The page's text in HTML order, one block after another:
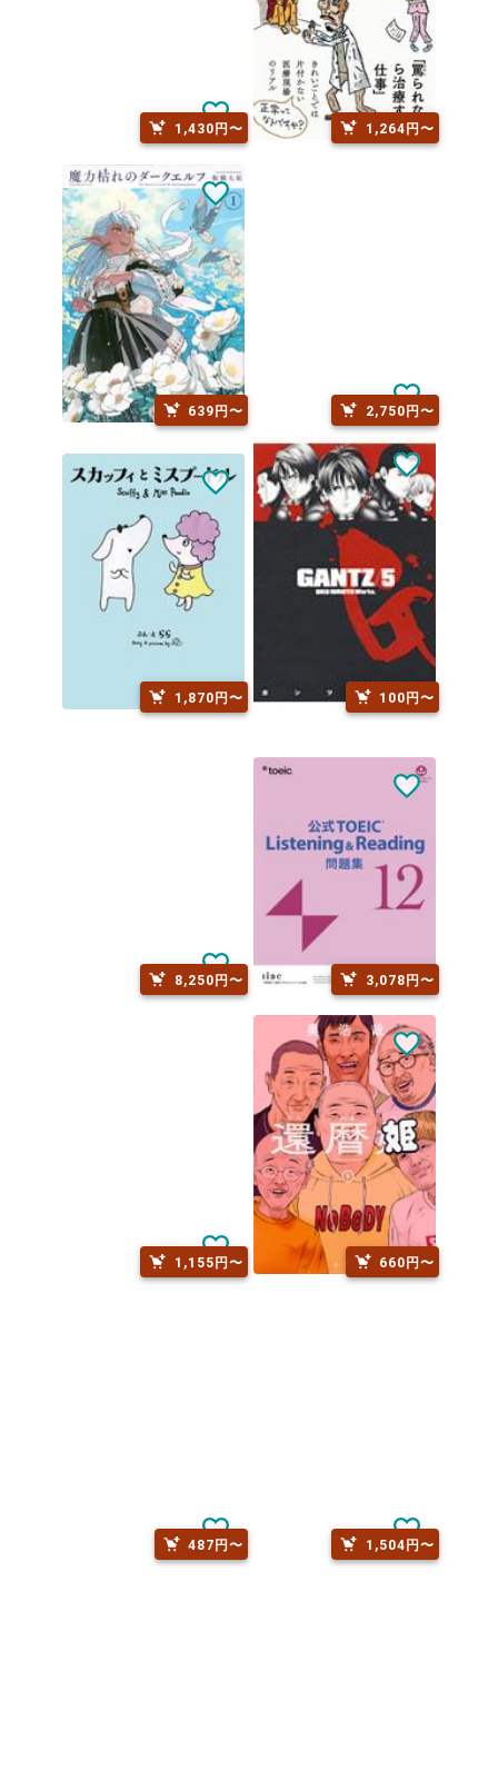
1,430円〜 1,264円〜
639円〜 2,750円〜
1,870円〜 100円〜
8,250円〜 3,078円〜
1,155円〜 660円〜
487円〜 1,504円〜